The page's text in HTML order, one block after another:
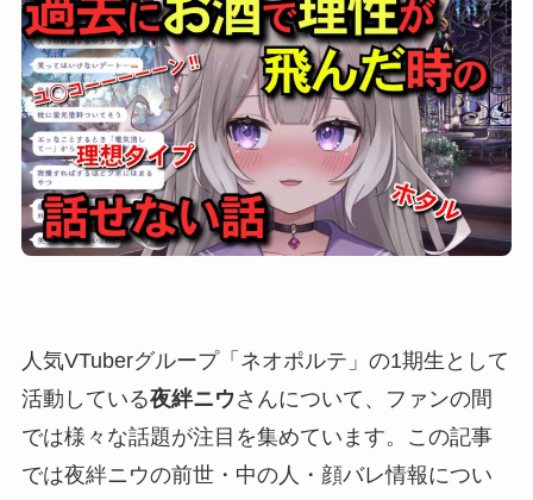
人気VTuberグループ「ネオポルテ」の1期生として
活動している夜絆ニウさんについて、ファンの間
では様々な話題が注目を集めています。この記事
では夜絆ニウの前世・中の人・顔バレ情報につい